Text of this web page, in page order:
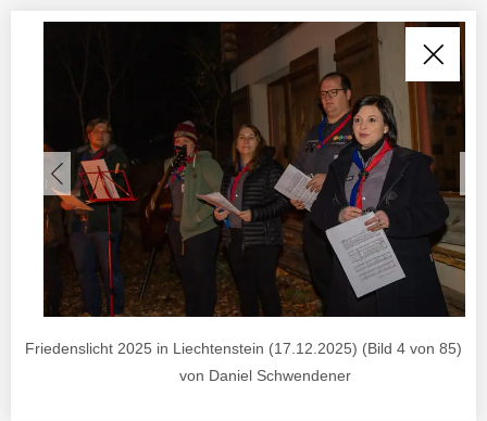
Friedenslicht 2025 in Liechtenstein (17.12.2025) (Bild 4 von 85) ,
von Daniel Schwendener